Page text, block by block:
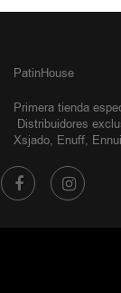
PatinHouse
Primera tienda
Distribuidores
Xsjado, Enuff,